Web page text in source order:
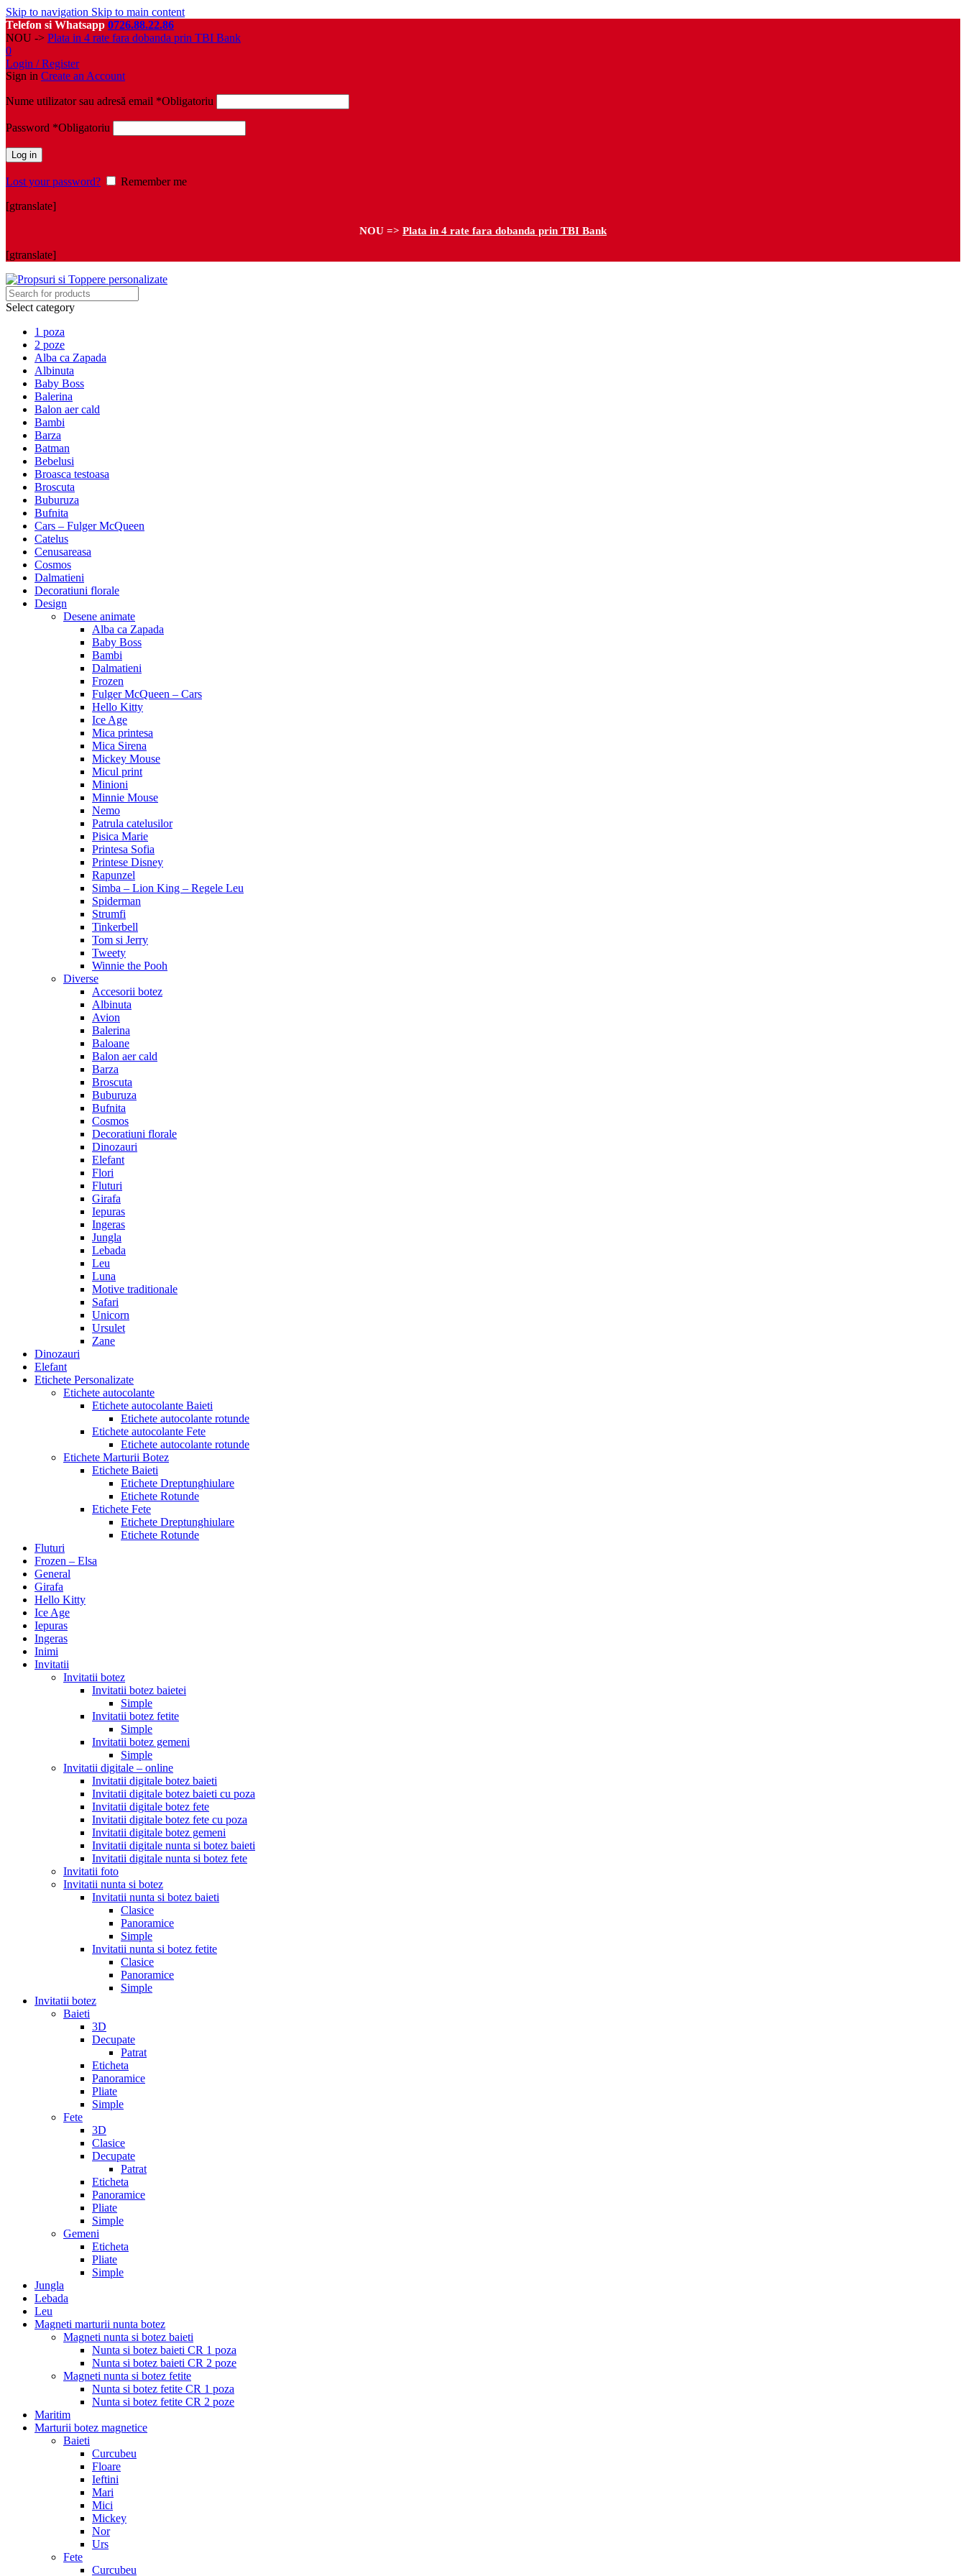
Skip to navigation Skip to main content
Telefon si Whatsapp 0726.88.22.86
NOU -> Plata in 4 rate fara dobanda prin TBI Bank
0
Login / Register
Sign in Create an Account
Nume utilizator sau adresă email *Obligatoriu
Password *Obligatoriu
Log in
Lost your password?
Remember me
[gtranslate]
NOU => Plata in 4 rate fara dobanda prin TBI Bank
[gtranslate]
Select category
1 poza
2 poze
Alba ca Zapada
Albinuta
Baby Boss
Balerina
Balon aer cald
Bambi
Barza
Batman
Bebelusi
Broasca testoasa
Broscuta
Buburuza
Bufnita
Cars – Fulger McQueen
Catelus
Cenusareasa
Cosmos
Dalmatieni
Decoratiuni florale
Design
Desene animate
Alba ca Zapada
Baby Boss
Bambi
Dalmatieni
Frozen
Fulger McQueen – Cars
Hello Kitty
Ice Age
Mica printesa
Mica Sirena
Mickey Mouse
Micul print
Minioni
Minnie Mouse
Nemo
Patrula catelusilor
Pisica Marie
Printesa Sofia
Printese Disney
Rapunzel
Simba – Lion King – Regele Leu
Spiderman
Strumfi
Tinkerbell
Tom si Jerry
Tweety
Winnie the Pooh
Diverse
Accesorii botez
Albinuta
Avion
Balerina
Baloane
Balon aer cald
Barza
Broscuta
Buburuza
Bufnita
Cosmos
Decoratiuni florale
Dinozauri
Elefant
Flori
Fluturi
Girafa
Iepuras
Ingeras
Jungla
Lebada
Leu
Luna
Motive traditionale
Safari
Unicorn
Ursulet
Zane
Dinozauri
Elefant
Etichete Personalizate
Etichete autocolante
Etichete autocolante Baieti
Etichete autocolante rotunde
Etichete autocolante Fete
Etichete autocolante rotunde
Etichete Marturii Botez
Etichete Baieti
Etichete Dreptunghiulare
Etichete Rotunde
Etichete Fete
Etichete Dreptunghiulare
Etichete Rotunde
Fluturi
Frozen – Elsa
General
Girafa
Hello Kitty
Ice Age
Iepuras
Ingeras
Inimi
Invitatii
Invitatii botez
Invitatii botez baietei
Simple
Invitatii botez fetite
Simple
Invitatii botez gemeni
Simple
Invitatii digitale – online
Invitatii digitale botez baieti
Invitatii digitale botez baieti cu poza
Invitatii digitale botez fete
Invitatii digitale botez fete cu poza
Invitatii digitale botez gemeni
Invitatii digitale nunta si botez baieti
Invitatii digitale nunta si botez fete
Invitatii foto
Invitatii nunta si botez
Invitatii nunta si botez baieti
Clasice
Panoramice
Simple
Invitatii nunta si botez fetite
Clasice
Panoramice
Simple
Invitatii botez
Baieti
3D
Decupate
Patrat
Eticheta
Panoramice
Pliate
Simple
Fete
3D
Clasice
Decupate
Patrat
Eticheta
Panoramice
Pliate
Simple
Gemeni
Eticheta
Pliate
Simple
Jungla
Lebada
Leu
Magneti marturii nunta botez
Magneti nunta si botez baieti
Nunta si botez baieti CR 1 poza
Nunta si botez baieti CR 2 poze
Magneti nunta si botez fetite
Nunta si botez fetite CR 1 poza
Nunta si botez fetite CR 2 poze
Maritim
Marturii botez magnetice
Baieti
Curcubeu
Floare
Ieftini
Mari
Mici
Mickey
Nor
Urs
Fete
Curcubeu